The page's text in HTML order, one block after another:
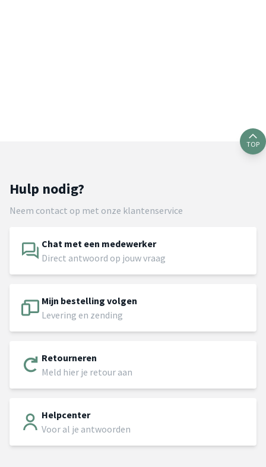
TOP
Hulp nodig?
Neem contact op met onze klantenservice
Chat met een medewerker
Direct antwoord op jouw vraag
Mijn bestelling volgen
Levering en zending
Retourneren
Meld hier je retour aan
Helpcenter
Voor al je antwoorden